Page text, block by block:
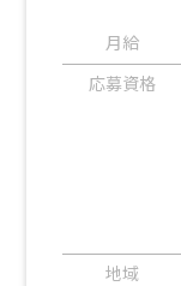
月給
応募資格
地域